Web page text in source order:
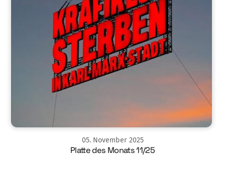
05. November 2025
Platte des Monats 11/25